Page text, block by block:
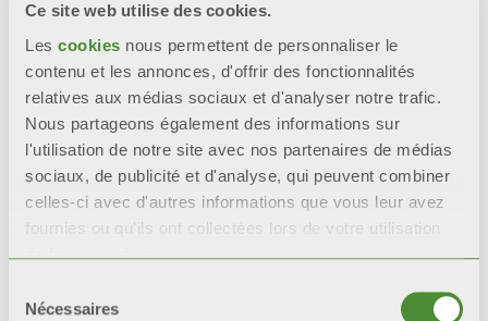
Ce site web utilise des cookies.
Les cookies nous permettent de personnaliser le
contenu et les annonces, d'offrir des fonctionnalités
relatives aux médias sociaux et d'analyser notre trafic.
Nous partageons également des informations sur
l'utilisation de notre site avec nos partenaires de médias
sociaux, de publicité et d'analyse, qui peuvent combiner
celles-ci avec d'autres informations que vous leur avez
fournies ou qu'ils ont collectées lors de votre utilisation
de leurs services.
Nécessaires
intacts que les radiateurs
avec une seule couche de
peinture.
*tests de référence : test en
brouillard salin et test
humidistatique.